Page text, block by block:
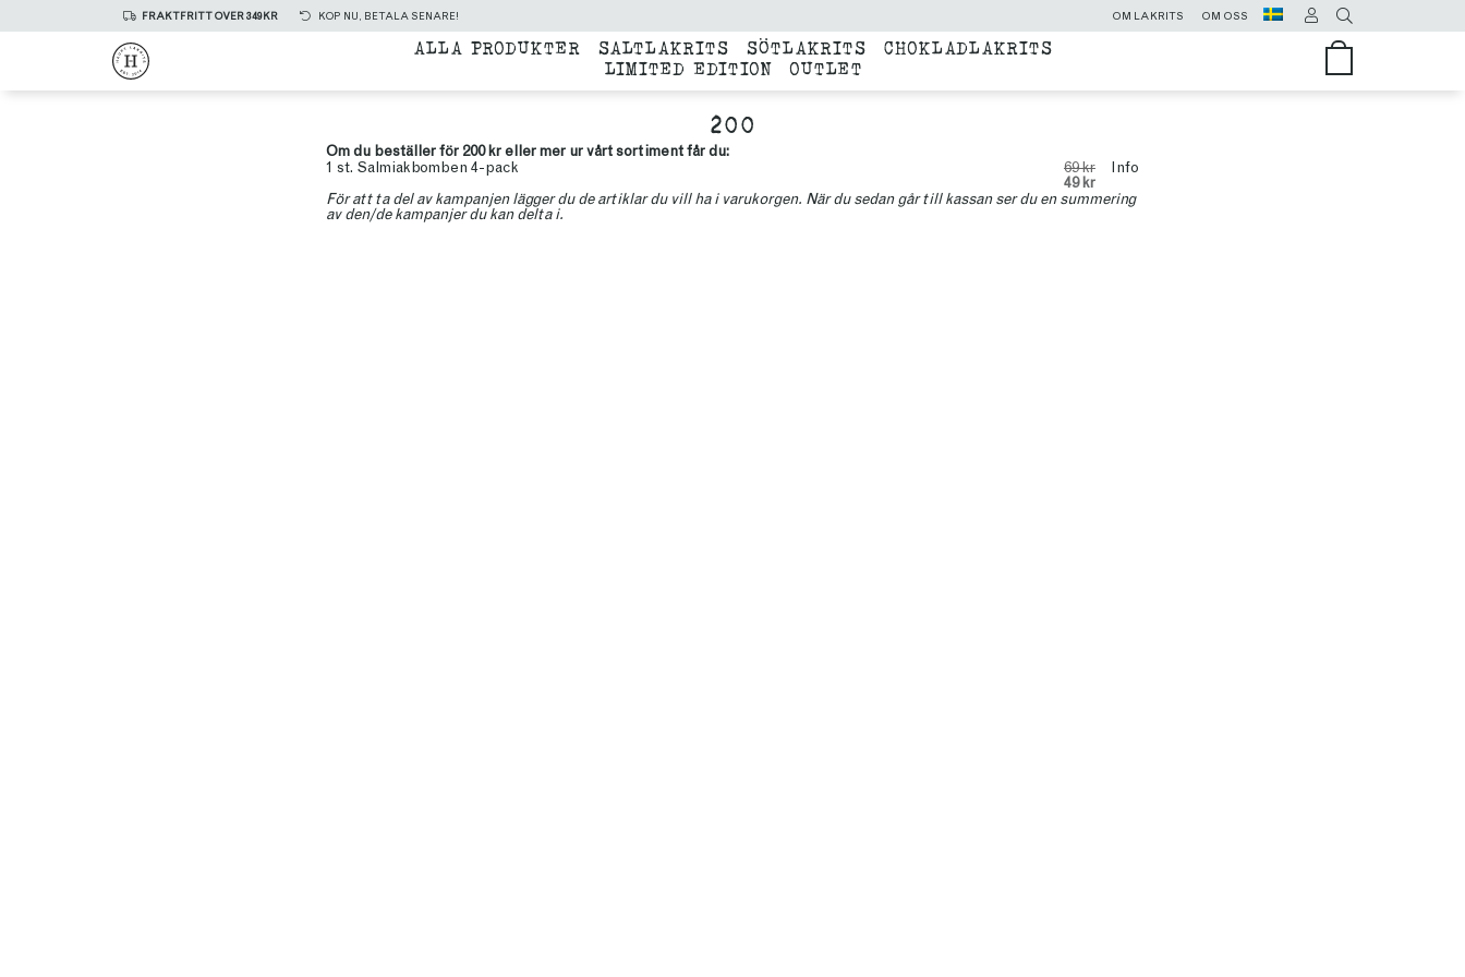
FRAKTFRITT ÖVER 349KR KÖP NU, BETALA SENARE! OM LAKRITS OM OSS
ALLA PRODUKTER SALTLAKRITS SÖTLAKRITS
CHOKLADLAKRITS
LIMITED EDITION
OUTLET
200
Om du beställer för 200 kr eller mer ur vårt sortiment får du:
1 st. Salmiakbomben 4-pack
69 kr
49 kr
Info
För att ta del av kampanjen lägger du de artiklar du vill ha i varukorgen. När du sedan går till kassan ser du en summering
av den/de kampanjer du kan delta i.